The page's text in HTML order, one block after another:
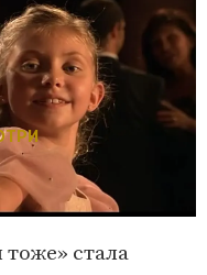
тоже» стала